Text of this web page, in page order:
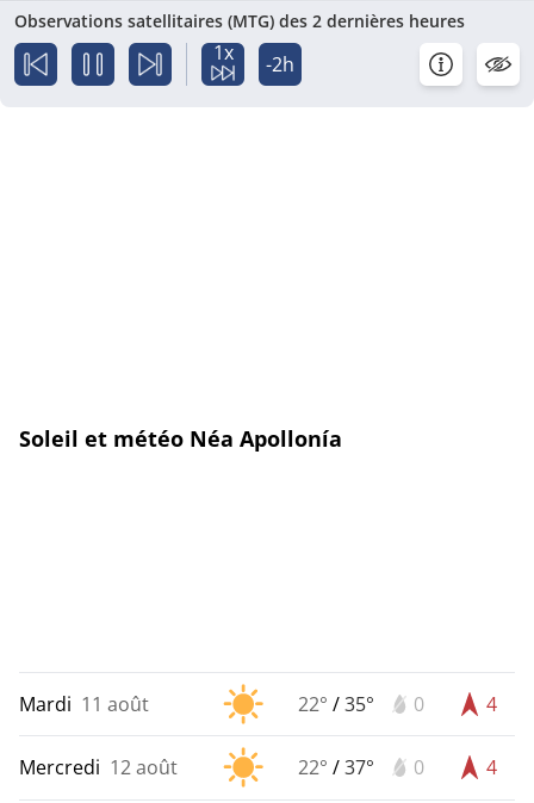
Observations satellitaires (MTG) des 2 dernières heures
1x -2h
Soleil et météo Néa Apollonía
Mardi 11 août 22° /35° 0 4
Mercredi 12 août 22° /37° 0 4